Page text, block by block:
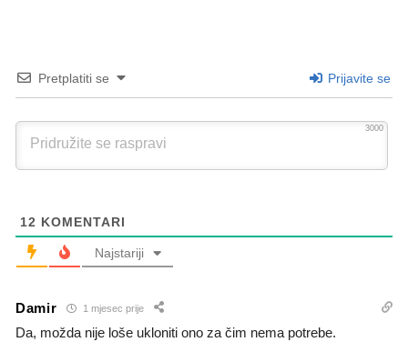
Pretplatiti se Prijavite se
3000
12 KOMENTARI
Najstariji
Damir 1 mjesec prije
Da, možda nije loše ukloniti ono za čim nema potrebe.